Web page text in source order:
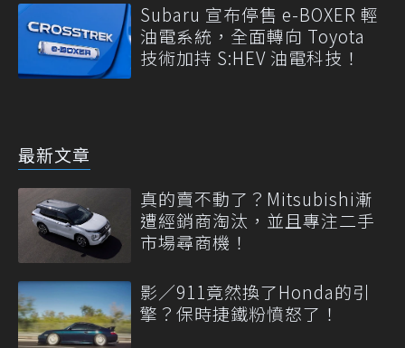
Subaru 宣布停售 e-BOXER 輕
油電系統，全面轉向 Toyota
技術加持 S:HEV 油電科技！
最新文章
真的賣不動了？Mitsubishi漸
遭經銷商淘汰，並且專注二手
市場尋商機！
影／911竟然換了Honda的引
擎？保時捷鐵粉憤怒了！